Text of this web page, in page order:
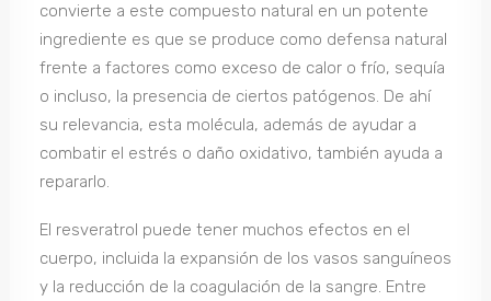
convierte a este compuesto natural en un potente
ingrediente es que se produce como defensa natural
frente a factores como exceso de calor o frío, sequía
o incluso, la presencia de ciertos patógenos. De ahí
su relevancia, esta molécula, además de ayudar a
combatir el estrés o daño oxidativo, también ayuda a
repararlo.
El resveratrol puede tener muchos efectos en el
cuerpo, incluida la expansión de los vasos sanguíneos
y la reducción de la coagulación de la sangre. Entre